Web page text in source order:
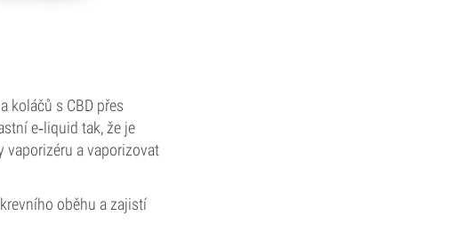
koláčů s CBD přes
e‑liquid tak, že je
vaporizéru a vaporizovat
oběhu a zajistí